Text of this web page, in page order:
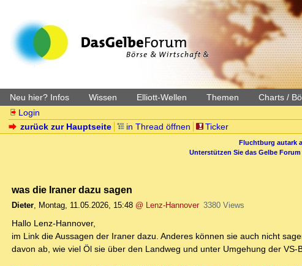
Neu hier? Infos Wissen Elliott-Wellen Themen Charts /
Login
zurück zur Hauptseite
in Thread öffnen Ticker
Fluchtburg autark
Unterstützen Sie das Gelbe Forum
was die Iraner dazu sagen
Dieter, Montag, 11.05.2026, 15:48 @ Lenz-Hannover 3380 Views
Hallo Lenz-Hannover,
im Link die Aussagen der Iraner dazu. Anderes können sie auch nicht
davon ab, wie viel Öl sie über den Landweg und unter Umgehung der VS-